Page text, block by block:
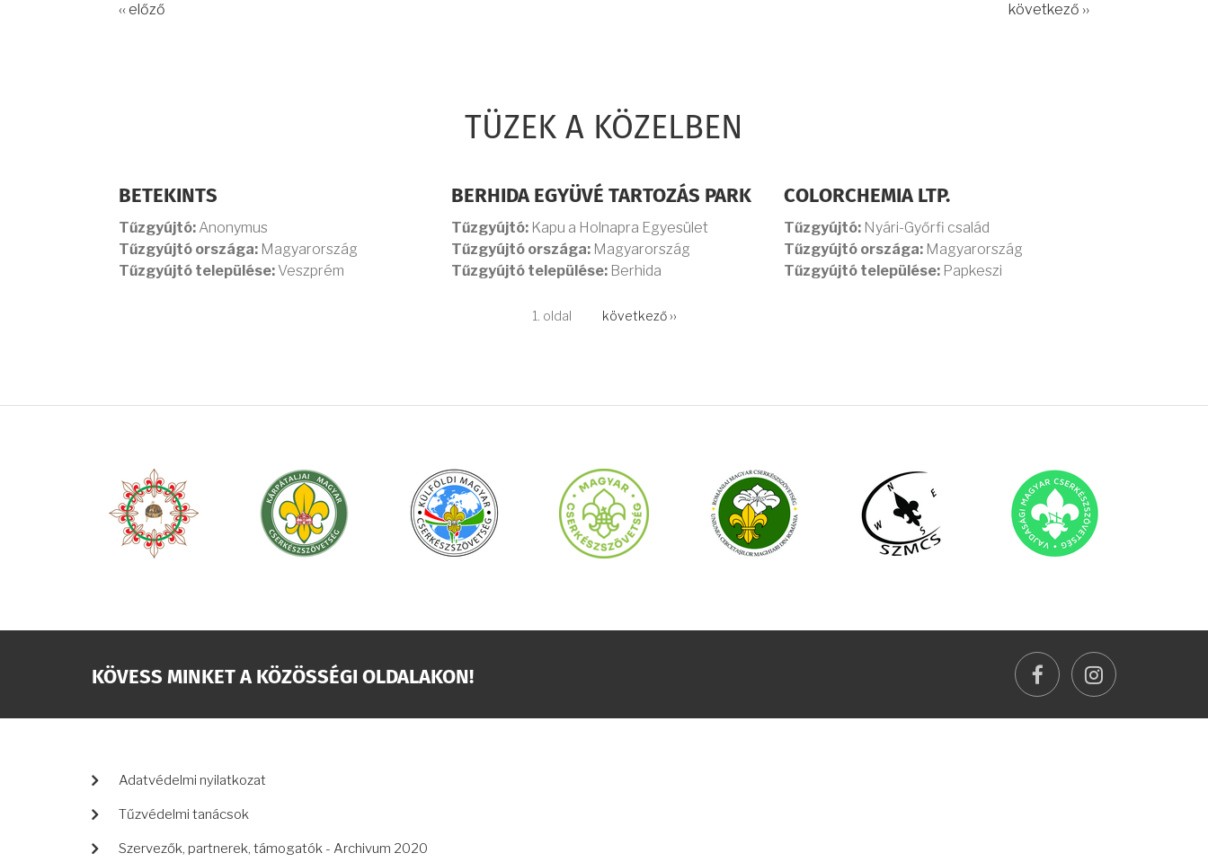
‹‹ előző következő ››
TÜZEK A KÖZELBEN
BETEKINTS
Tűzgyújtó: Anonymus
Tűzgyújtó országa: Magyarország
Tűzgyújtó települése: Veszprém
BERHIDA EGYÜVÉ TARTOZÁS PARK
Tűzgyújtó: Kapu a Holnapra Egyesület
Tűzgyújtó országa: Magyarország
Tűzgyújtó települése: Berhida
COLORCHEMIA LTP.
Tűzgyújtó: Nyári-Győrfi család
Tűzgyújtó országa: Magyarország
Tűzgyújtó települése: Papkeszi
1. oldal
Következő
következő ››
KÖVESS MINKET A KÖZÖSSÉGI OLDALAKON! facebookinstagram
LÁBLÉC
Adatvédelmi nyilatkozat
Tűzvédelmi tanácsok
Szervezők, partnerek, támogatók - Archivum 2020